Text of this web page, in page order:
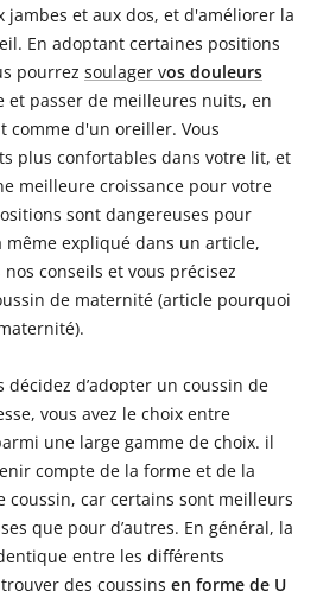
jambes et aux dos, et d'améliorer la
En adoptant certaines positions
pourrez soulager vos douleurs
et passer de meilleures nuits, en
comme d'un oreiller. Vous
plus confortables dans votre lit, et
meilleure croissance pour votre
sont dangereuses pour
même expliqué dans un article,
conseils et vous précisez
de maternité (article pourquoi
d’adopter un coussin de
vous avez le choix entre
une large gamme de choix. il
compte de la forme et de la
coussin, car certains sont meilleurs
que pour d’autres. En général, la
entre les différents
des coussins en forme de U